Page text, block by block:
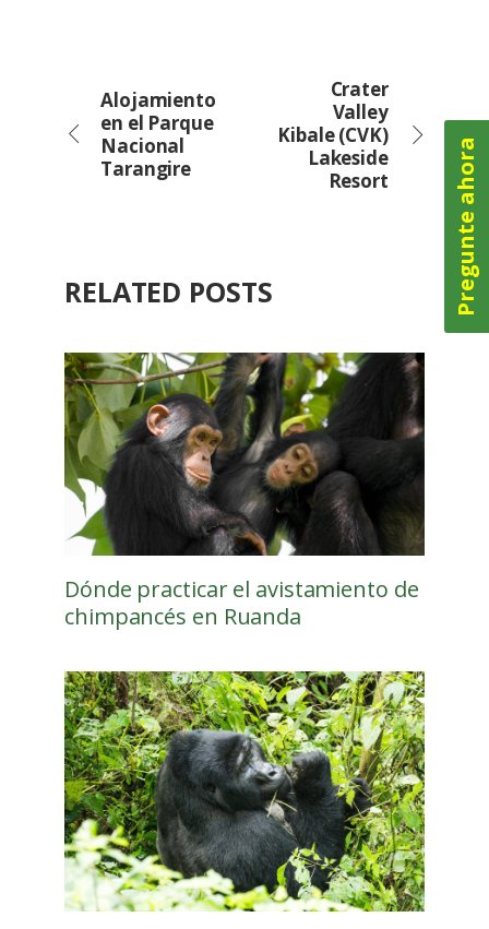
Alojamiento
en el Parque
Nacional
Tarangire
Crater
Valley
Kibale (CVK)
Lakeside
Resort
RELATED POSTS
Dónde practicar el avistamiento de
chimpancés en Ruanda
Pregunte ahora